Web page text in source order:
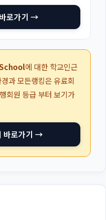
로가기 →
에 대한 학교인근
과 모든랭킹은 유료회
회원 등급 부터 보기가
바로가기 →